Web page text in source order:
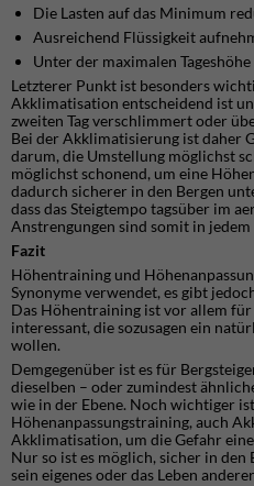
Die Lasten auf das Minimum
Ausreichend Flüssigkeit
Unter der maximalen
Letzterer Punkt ist besonders
Akklimatisation entscheidend ist
zweiten Tag verschlimmert oder
Bei der Akklimatisierung ist daher
darum, die Umstellung möglichst
möglichst schonend, um eine
dadurch sicherer in den Bergen
dass das Steigtempo tagsüber im
Anstrengungen sind somit in jedem
Fazit
Höhentraining und
Synonyme verwendet, es gibt
Das Höhentraining ist vor allem
interessant, die sozusagen ein
wollen.
Demgegenüber ist es für
dieselben – oder zumindest
wie in der Ebene. Noch wichtiger
Höhenanpassungstraining, auch
Akklimatisation, um die Gefahr
Nur so ist es möglich, sicher in den
sein eigenes oder das Leben